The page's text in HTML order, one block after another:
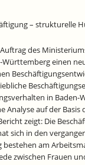
– strukturelle
des
einen
in Baden-
Analyse auf der Basis
zeigt: Die
sich in den
bestehen am
zwischen Frauen